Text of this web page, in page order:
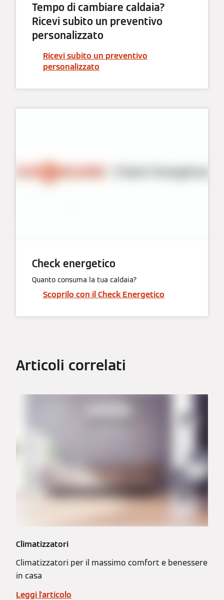
Tempo di cambiare caldaia?
Ricevi subito un preventivo
personalizzato
Ricevi subito un preventivo
personalizzato
Check energetico
Quanto consuma la tua caldaia?
Scoprilo con il Check Energetico
Articoli correlati
Climatizzatori
Climatizzatori per il massimo comfort e benessere
in casa
Leggi l'articolo